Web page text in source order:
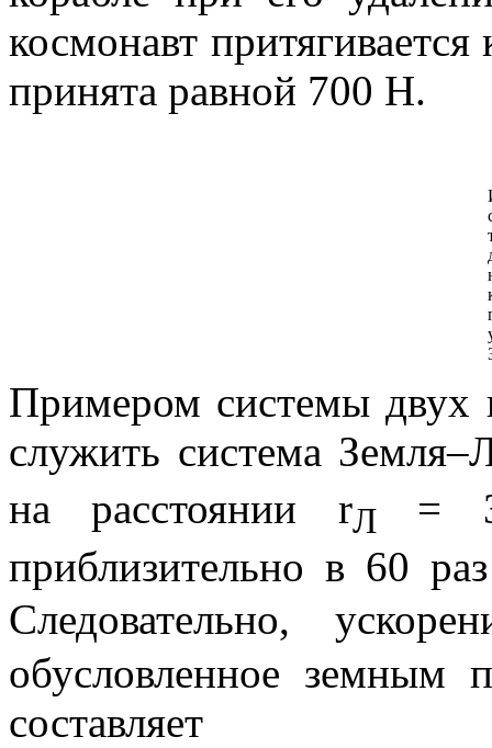
космонавт
принята равной 700 Н.
Примером системы двух
служить система
на расстоянии rЛ=
приблизительно в 60 раз
Следовательно,
обусловленное земным
составляет